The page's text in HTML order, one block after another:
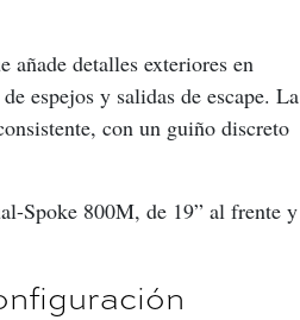
añade detalles exteriores en
espejos y salidas de escape. La
con un guiño discreto
Spoke 800M, de 19” al frente y